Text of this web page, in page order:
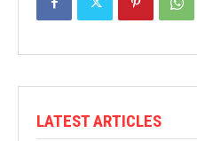
LATEST ARTICLES